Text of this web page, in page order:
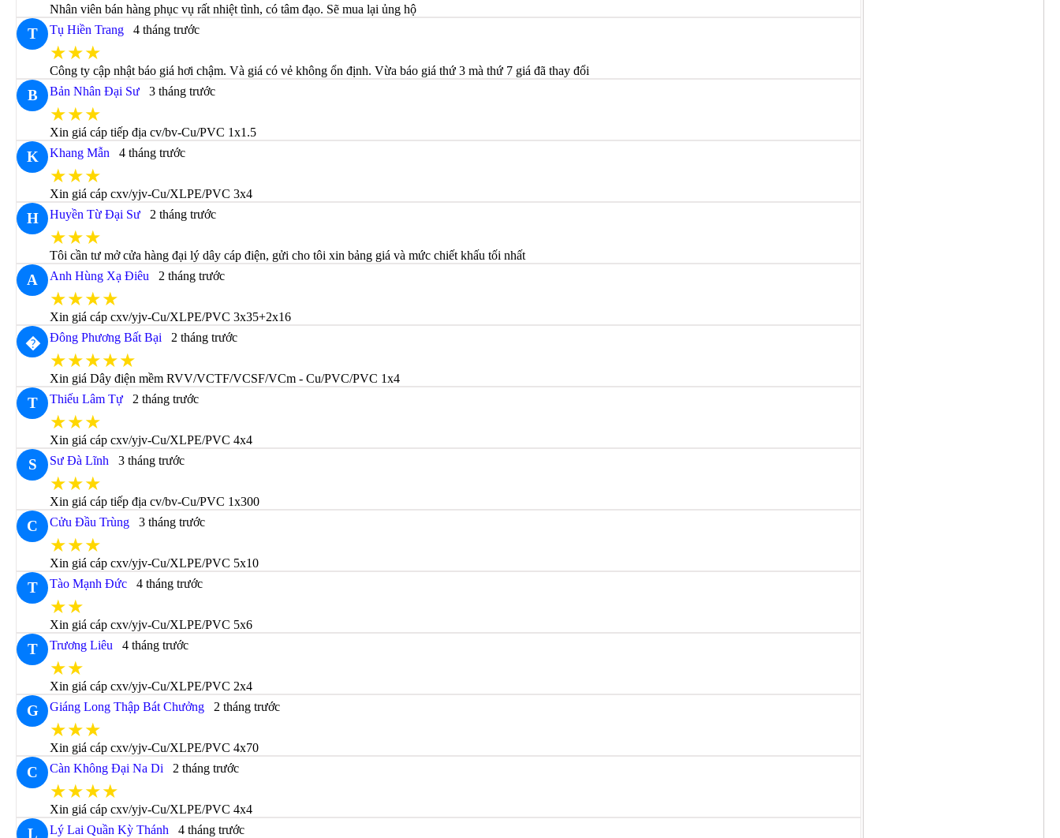
Nhân viên bán hàng phục vụ rất nhiệt tình, có tâm đạo. Sẽ mua lại ủng hộ
T Tụ Hiền Trang 4 tháng trước
★★★
Công ty cập nhật báo giá hơi chậm. Và giá có vẻ không ổn định. Vừa báo giá thứ 3 mà thứ 7 giá đã thay đổi
B Bản Nhân Đại Sư 3 tháng trước
★★★
Xin giá cáp tiếp địa cv/bv-Cu/PVC 1x1.5
K Khang Mẫn 4 tháng trước
★★★
Xin giá cáp cxv/yjv-Cu/XLPE/PVC 3x4
H Huyền Từ Đại Sư 2 tháng trước
★★★
Tôi cần tư mở cửa hàng đại lý dây cáp điện, gửi cho tôi xin bảng giá và mức chiết khấu tối nhất
A Anh Hùng Xạ Điêu 2 tháng trước
★★★★
Xin giá cáp cxv/yjv-Cu/XLPE/PVC 3x35+2x16
� Đông Phương Bất Bại 2 tháng trước
★★★★★
Xin giá Dây điện mềm RVV/VCTF/VCSF/VCm - Cu/PVC/PVC 1x4
T Thiếu Lâm Tự 2 tháng trước
★★★
Xin giá cáp cxv/yjv-Cu/XLPE/PVC 4x4
S Sư Đà Lĩnh 3 tháng trước
★★★
Xin giá cáp tiếp địa cv/bv-Cu/PVC 1x300
C Cửu Đầu Trùng 3 tháng trước
★★★
Xin giá cáp cxv/yjv-Cu/XLPE/PVC 5x10
T Tào Mạnh Đức 4 tháng trước
★★
Xin giá cáp cxv/yjv-Cu/XLPE/PVC 5x6
T Trương Liêu 4 tháng trước
★★
Xin giá cáp cxv/yjv-Cu/XLPE/PVC 2x4
G Giáng Long Thập Bát Chưởng 2 tháng trước
★★★
Xin giá cáp cxv/yjv-Cu/XLPE/PVC 4x70
C Càn Không Đại Na Di 2 tháng trước
★★★★
Xin giá cáp cxv/yjv-Cu/XLPE/PVC 4x4
L Lý Lai Quần Kỳ Thánh 4 tháng trước